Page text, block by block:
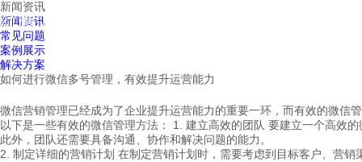
红鹰工作手机
新闻资讯
新闻资讯
常见问题
案例展示
解决方案
如何进行微信多号管理，有效提升运营能力
微信营销管理已经成为了企业提升运营能力的重要一环，而有效的微信
以下是一些有效的微信管理方法： 1. 建立高效的团队 要建立一个高效
此外，团队还需要具备沟通、协作和解决问题的能力。
2. 制定详细的营销计划 在制定营销计划时，需要考虑到目标客户、营销